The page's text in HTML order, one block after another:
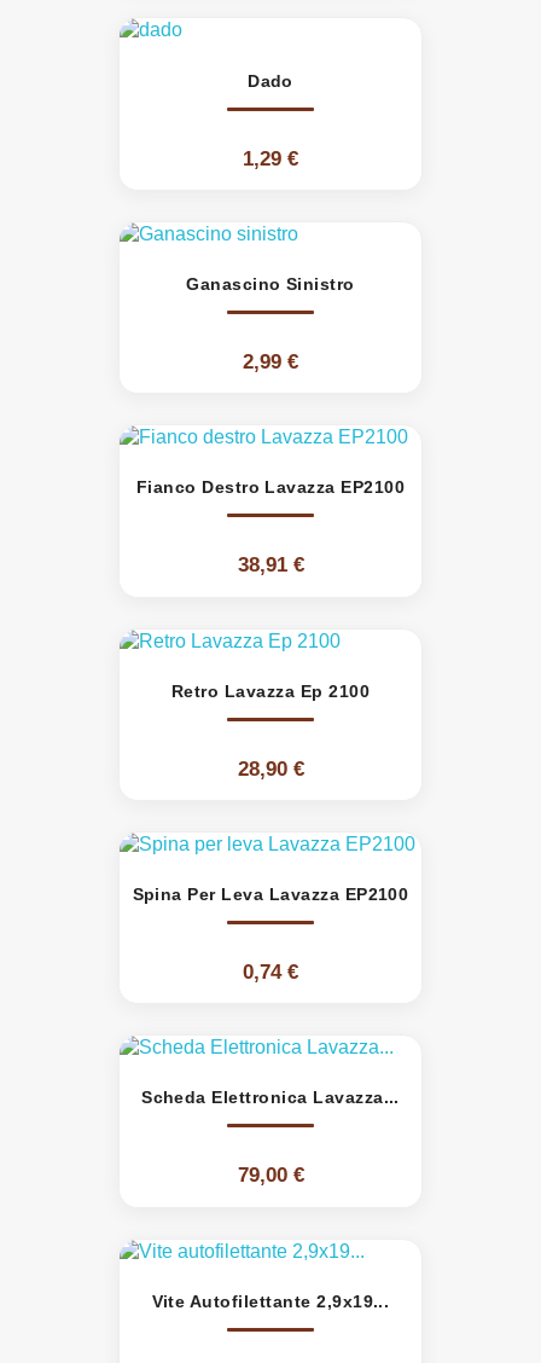
Dado
1,29 €
Ganascino Sinistro
2,99 €
Fianco Destro Lavazza EP2100
38,91 €
Retro Lavazza Ep 2100
28,90 €
Spina Per Leva Lavazza EP2100
0,74 €
Scheda Elettronica Lavazza...
79,00 €
Vite Autofilettante 2,9x19...